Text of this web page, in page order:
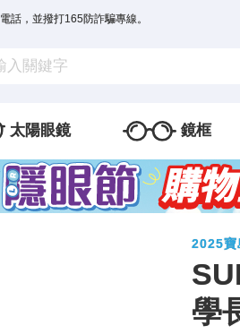
話，並撥打165防詐騙專線。
太陽眼鏡 鏡框
2025寶
學